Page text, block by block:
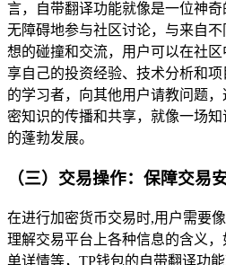
言，自带翻译功能就像是一位神
无障碍地参与社区讨论，与来自
想的碰撞和交流，用户可以在社
享自己的投资经验、技术分析和
的学习者，向其他用户请教问题
密知识的传播和共享，就像一场
的蓬勃发展。
（三）交易操作：保障交易
在进行加密货币交易时,用户需要
理解交易平台上各种信息的含义
单详情等，TP钱包的自带翻译功